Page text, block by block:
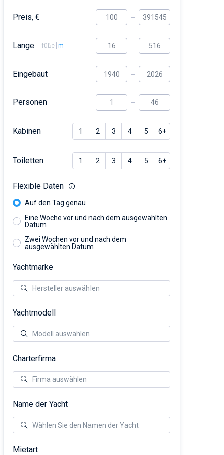
Preis, €
Lange füße m
Eingebaut
Personen
Kabinen 1 2 3 4 5 6+
Toiletten 1 2 3 4 5 6+
Flexible Daten
Auf den Tag genau
Eine Woche vor und nach dem ausgewählten
Datum
Zwei Wochen vor und nach dem
ausgewählten Datum
Yachtmarke
Yachtmodell
Charterfirma
Name der Yacht
Mietart